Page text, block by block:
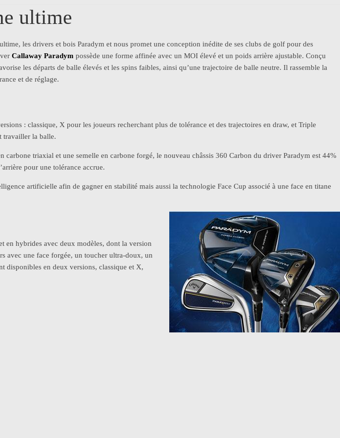
ultime
les drivers et bois Paradym et nous promet une conception inédite de ses clubs de golf pour des
Callaway Paradym possède une forme affinée avec un MOI élevé et un poids arrière ajustable. Conçu
les départs de balle élevés et les spins faibles, ainsi qu’une trajectoire de balle neutre. Il rassemble la
et de réglage.
: classique, X pour les joueurs recherchant plus de tolérance et des trajectoires en draw, et Triple
travailler la balle.
carbone triaxial et une semelle en carbone forgé, le nouveau châssis 360 Carbon du driver Paradym est 44%
pour une tolérance accrue.
artificielle afin de gagner en stabilité mais aussi la technologie Face Cup associé à une face en titane
en hybrides avec deux modèles, dont la version
avec une face forgée, un toucher ultra-doux, un
disponibles en deux versions, classique et X,